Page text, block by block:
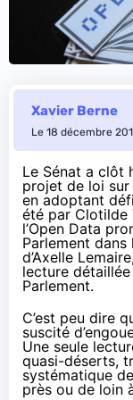
Xavier Berne
Le 18 décembre
Le Sénat a clôt
projet de loi
en adoptant
été par Clotilde
l’Open Data
Parlement
d’Axelle
lecture
Parlement.
C’est peu dire
suscité
Une seule
quasi-déserts,
systématique
près ou de loin